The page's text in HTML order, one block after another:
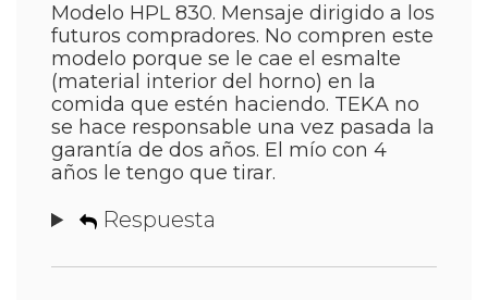
Modelo HPL 830. Mensaje dirigido a los
futuros compradores. No compren este
modelo porque se le cae el esmalte
(material interior del horno) en la
comida que estén haciendo. TEKA no
se hace responsable una vez pasada la
garantía de dos años. El mío con 4
años le tengo que tirar.
Respuesta